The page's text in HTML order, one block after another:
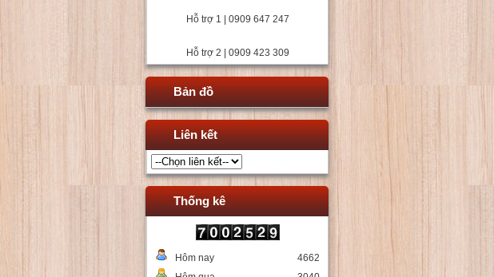
Hỗ trợ 1 | 0909 647 247
Hỗ trợ 2 | 0909 423 309
Bản đồ
Liên kết
Thống kê
Hôm nay
4662